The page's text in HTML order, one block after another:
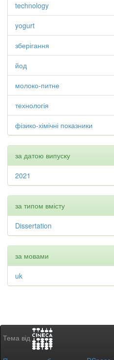
technology
yogurt
зберігання
йод
молоко-питне
технологія
фізико-хімічні показники
за датою випуску
2021
за типом вмісту
Dissertation
за мовами
uk
Тема від